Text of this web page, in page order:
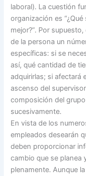
laboral). La cuestión
organización es
mejor?”. Por
de la persona un
específicas: si se
así, qué cantidad de
adquirirlas; si afectará
ascenso del
composición del
sucesivamente.
En vista de los
empleados desearán
deben proporcionar
cambio que se planea
plenamente. Aunque